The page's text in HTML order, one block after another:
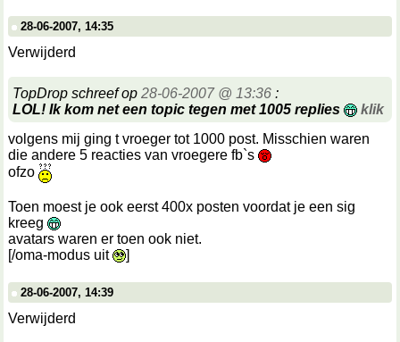
28-06-2007, 14:35
Verwijderd
TopDrop schreef op 28-06-2007 @ 13:36 :
LOL! Ik kom net een topic tegen met 1005 replies
klik
volgens mij ging t vroeger tot 1000 post. Misschien waren
die andere 5 reacties van vroegere fb`s
ofzo
Toen moest je ook eerst 400x posten voordat je een sig
kreeg
avatars waren er toen ook niet.
[/oma-modus uit
]
28-06-2007, 14:39
Verwijderd